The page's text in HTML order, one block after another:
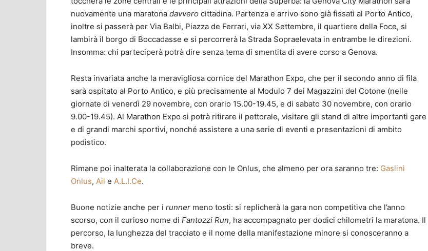
nuovamente una maratona davvero cittadina. Partenza e arrivo sono già fissati al Porto Antico,
inoltre si passerà per Via Balbi, Piazza de Ferrari, via XX Settembre, il quartiere della Foce, si
lambirà il borgo di Boccadasse e si percorrerà la Strada Sopraelevata in entrambe le direzioni.
Insomma: chi parteciperà potrà dire senza tema di smentita di avere corso a Genova.
Resta invariata anche la meravigliosa cornice del Marathon Expo, che per il secondo anno di fila
sarà ospitato al Porto Antico, e più precisamente al Modulo 7 dei Magazzini del Cotone (nelle
giornate di venerdì 29 novembre, con orario 15.00-19.45, e di sabato 30 novembre, con orario
9.00-19.45). Al Marathon Expo si potrà ritirare il pettorale, visitare gli stand di altre importanti gare
e di grandi marchi sportivi, nonché assistere a una serie di eventi e presentazioni di ambito
podistico.
Rimane poi inalterata la collaborazione con le Onlus, che almeno per ora saranno tre: Gaslini
Onlus, Ail e A.L.I.Ce.
Buone notizie anche per i runner meno tosti: si replicherà la gara non competitiva che l’anno
scorso, con il curioso nome di Fantozzi Run, ha accompagnato per dodici chilometri la maratona. Il
percorso, la lunghezza del tracciato e il nome della manifestazione minore si conosceranno a
breve.